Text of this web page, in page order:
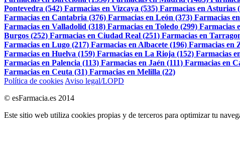
Pontevedra (542) Farmacias en Vizcaya (535) Farmacias en Asturias
Farmacias en Cantabria (376) Farmacias en León (373) Farmacias
Farmacias en Valladolid (318) Farmacias en Toledo (299) Farmacias
Burgos (252) Farmacias en Ciudad Real (251) Farmacias en
Farmacias en Lugo (217) Farmacias en Albacete (196) Farmacias en
Farmacias en Huelva (159) Farmacias en La Rioja (152) Farmacias
Farmacias en Palencia (113) Farmacias en Jaén (111) Farmacias en
Farmacias en Ceuta (31) Farmacias en Melilla (22)
Política de cookies Aviso legal/LOPD
© esFarmacia.es 2014
Este sitio web utiliza cookies propias y de terceros para optimizar tu